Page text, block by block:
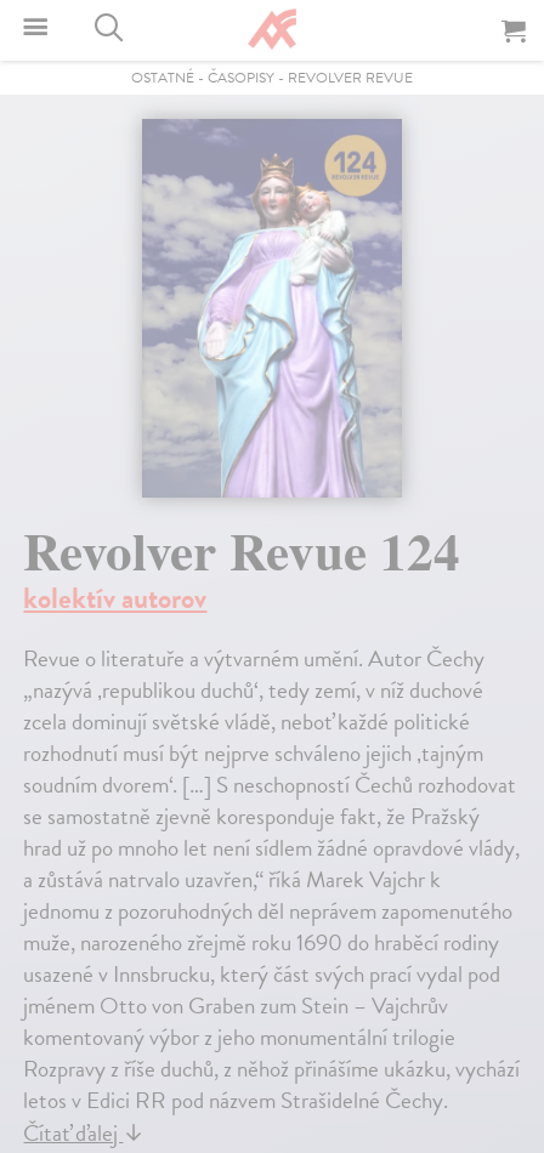
OSTATNÉ - ČASOPISY - REVOLVER REVUE
Revolver Revue 124
kolektív autorov
Revue o literatuře a výtvarném umění. Autor Čechy
„nazývá ‚republikou duchů‘, tedy zemí, v níž duchové
zcela dominují světské vládě, neboť každé politické
rozhodnutí musí být nejprve schváleno jejich ‚tajným
soudním dvorem‘. […] S neschopností Čechů rozhodovat
se samostatně zjevně koresponduje fakt, že Pražský
hrad už po mnoho let není sídlem žádné opravdové vlády,
a zůstává natrvalo uzavřen,“ říká Marek Vajchr k
jednomu z pozoruhodných děl neprávem zapomenutého
muže, narozeného zřejmě roku 1690 do hraběcí rodiny
usazené v Innsbrucku, který část svých prací vydal pod
jménem Otto von Graben zum Stein – Vajchrův
komentovaný výbor z jeho monumentální trilogie
Rozpravy z říše duchů, z něhož přinášíme ukázku, vychází
letos v Edici RR pod názvem Strašidelné Čechy.
Čítať ďalej↓